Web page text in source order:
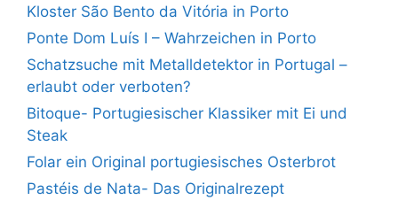
Kloster São Bento da Vitória in Porto
Ponte Dom Luís I – Wahrzeichen in Porto
Schatzsuche mit Metalldetektor in Portugal –
erlaubt oder verboten?
Bitoque- Portugiesischer Klassiker mit Ei und
Steak
Folar ein Original portugiesisches Osterbrot
Pastéis de Nata- Das Originalrezept